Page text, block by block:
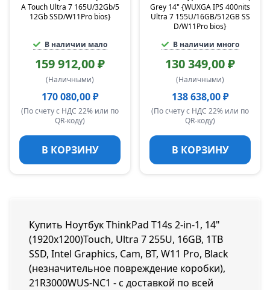
A Touch Ultra 7 165U/32Gb/5
12Gb SSD/W11Pro bios}
В наличии мало
159 912,00 ₽
(Наличными)
170 080,00 ₽
(По счету с НДС 22% или по
QR-коду)
В КОРЗИНУ
Grey 14" {WUXGA IPS 400nits
Ultra 7 155U/16GB/512GB SS
D/W11Pro bios}
В наличии много
130 349,00 ₽
(Наличными)
138 638,00 ₽
(По счету с НДС 22% или по
QR-коду)
В КОРЗИНУ
Купить Ноутбук ThinkPad T14s 2-in-1, 14"
(1920x1200)Touch, Ultra 7 255U, 16GB, 1TB
SSD, Intel Graphics, Cam, BT, W11 Pro, Black
(незначительное повреждение коробки),
21R3000WUS-NC1 - с доставкой по всей